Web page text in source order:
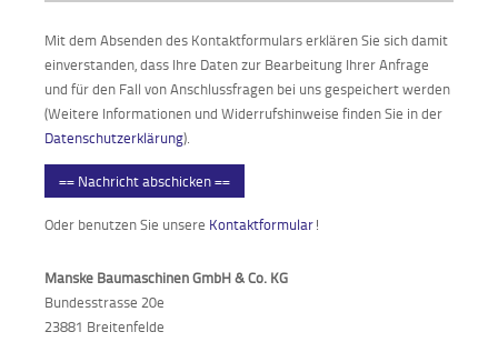
Mit dem Absenden des Kontaktformulars erklären Sie sich damit
einverstanden, dass Ihre Daten zur Bearbeitung Ihrer Anfrage
und für den Fall von Anschlussfragen bei uns gespeichert werden
(Weitere Informationen und Widerrufshinweise finden Sie in der
Datenschutzerklärung).
== Nachricht abschicken ==
Oder benutzen Sie unsere Kontaktformular!
Manske Baumaschinen GmbH & Co. KG
Bundesstrasse 20e
23881 Breitenfelde